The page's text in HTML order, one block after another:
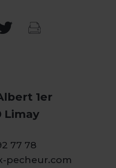
1er
Limay
77 78
pecheur.com